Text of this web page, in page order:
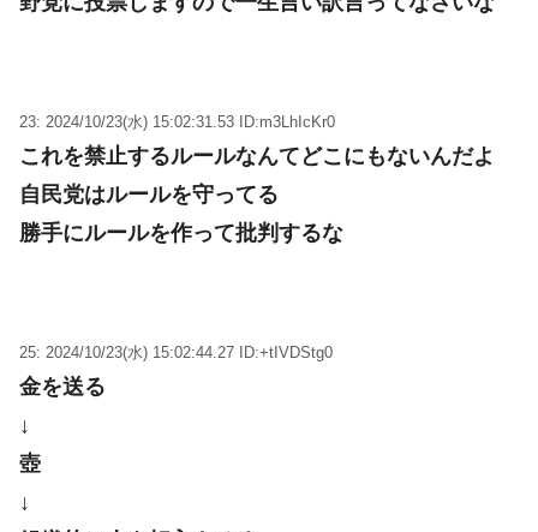
23: 2024/10/23(水) 15:02:31.53 ID:m3LhIcKr0
これを禁止するルールなんてどこにもないんだよ
自民党はルールを守ってる
勝手にルールを作って批判するな
25: 2024/10/23(水) 15:02:44.27 ID:+tIVDStg0
金を送る
↓
壺
↓